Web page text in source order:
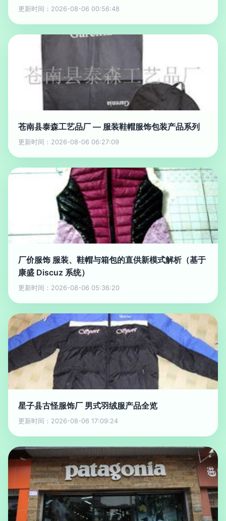
更新时间：2026-08-06 00:56:48
苍南县泰森工艺品厂 — 服装鞋帽服饰包装产品系列
更新时间：2026-08-06 06:27:09
厂价服饰 服装、鞋帽与箱包的直供新模式解析（基于
康盛 Discuz 系统）
更新时间：2026-08-06 05:36:20
星子县古怪服饰厂 男式羽绒服产品全览
更新时间：2026-08-06 17:09:24